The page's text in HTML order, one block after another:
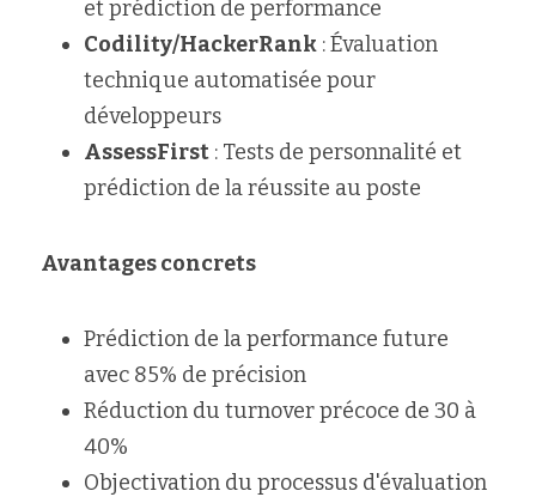
et prédiction de performance
Codility/HackerRank : Évaluation
technique automatisée pour
développeurs
AssessFirst : Tests de personnalité et
prédiction de la réussite au poste
Avantages concrets
Prédiction de la performance future
avec 85% de précision
Réduction du turnover précoce de 30 à
40%
Objectivation du processus d'évaluation